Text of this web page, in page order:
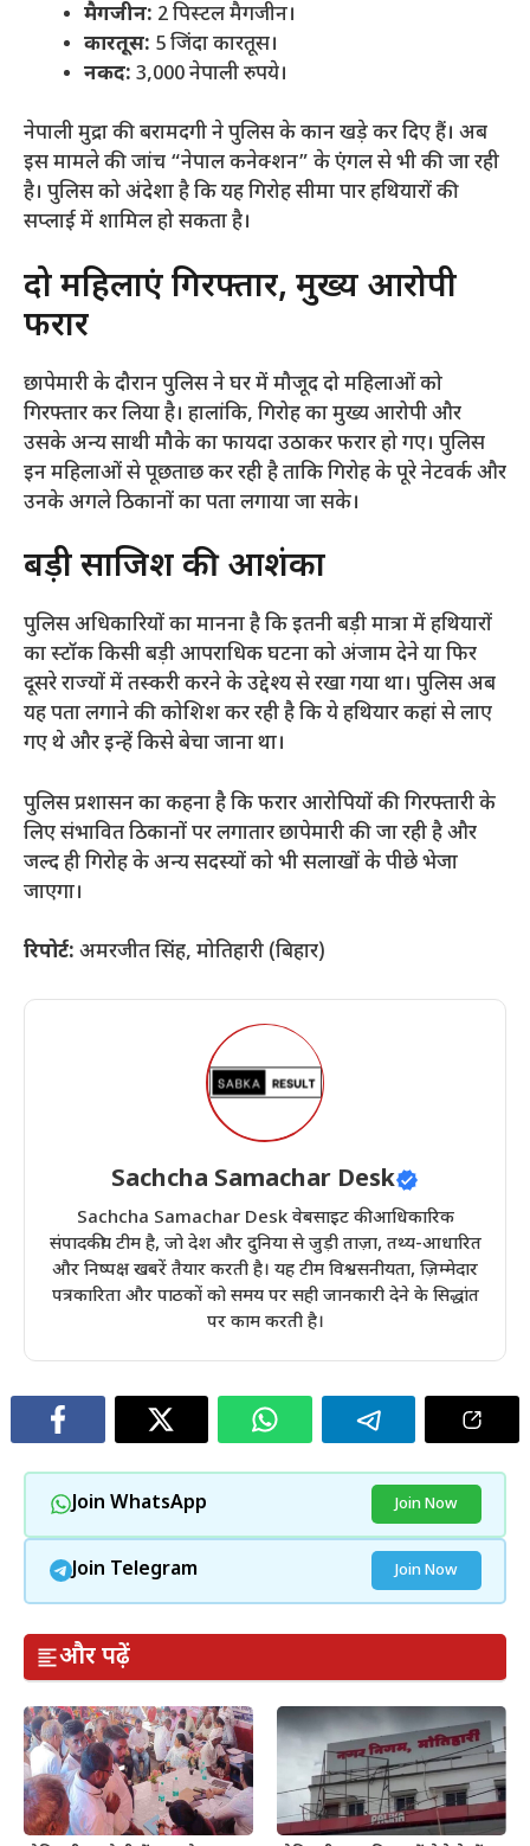
मैगजीन: 2 पिस्टल मैगजीन।
कारतूस: 5 जिंदा कारतूस।
नकद: 3,000 नेपाली रुपये।
​नेपाली मुद्रा की बरामदगी ने पुलिस के कान खड़े कर दिए हैं। अब
इस मामले की जांच “नेपाल कनेक्शन” के एंगल से भी की जा रही
है। पुलिस को अंदेशा है कि यह गिरोह सीमा पार हथियारों की
सप्लाई में शामिल हो सकता है।
​दो महिलाएं गिरफ्तार, मुख्य आरोपी
फरार
​छापेमारी के दौरान पुलिस ने घर में मौजूद दो महिलाओं को
गिरफ्तार कर लिया है। हालांकि, गिरोह का मुख्य आरोपी और
उसके अन्य साथी मौके का फायदा उठाकर फरार हो गए। पुलिस
इन महिलाओं से पूछताछ कर रही है ताकि गिरोह के पूरे नेटवर्क और
उनके अगले ठिकानों का पता लगाया जा सके।
​बड़ी साजिश की आशंका
​पुलिस अधिकारियों का मानना है कि इतनी बड़ी मात्रा में हथियारों
का स्टॉक किसी बड़ी आपराधिक घटना को अंजाम देने या फिर
दूसरे राज्यों में तस्करी करने के उद्देश्य से रखा गया था। पुलिस अब
यह पता लगाने की कोशिश कर रही है कि ये हथियार कहां से लाए
गए थे और इन्हें किसे बेचा जाना था।
​पुलिस प्रशासन का कहना है कि फरार आरोपियों की गिरफ्तारी के
लिए संभावित ठिकानों पर लगातार छापेमारी की जा रही है और
जल्द ही गिरोह के अन्य सदस्यों को भी सलाखों के पीछे भेजा
जाएगा।
रिपोर्ट: अमरजीत सिंह, मोतिहारी (बिहार)
Sachcha Samachar Desk
Sachcha Samachar Desk वेबसाइट की आधिकारिक
संपादकीय टीम है, जो देश और दुनिया से जुड़ी ताज़ा, तथ्य-आधारित
और निष्पक्ष खबरें तैयार करती है। यह टीम विश्वसनीयता, ज़िम्मेदार
पत्रकारिता और पाठकों को समय पर सही जानकारी देने के सिद्धांत
पर काम करती है।
Join WhatsApp Join Now
Join Telegram Join Now
और पढ़ें